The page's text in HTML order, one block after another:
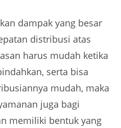
dampak yang besar
distribusi atas
harus mudah ketika
serta bisa
mudah, maka
juga bagi
memiliki bentuk yang